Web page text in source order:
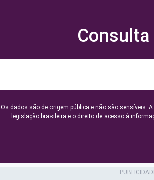
Consulta
Os dados são de origem pública e não são sensíveis.
legislação brasileira e o direito de acesso à